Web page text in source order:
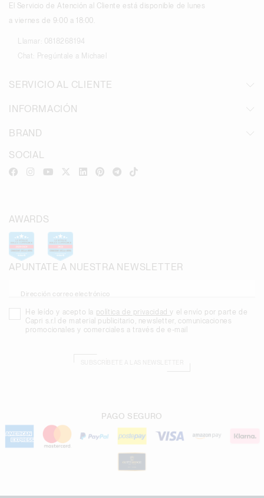
El Servicio de Atención al Cliente está disponible de lunes
a viernes de 9:00 a 18:00.
Llamar: 0818268194
Chat:
Pregúntale a Michael
SERVICIO AL CLIENTE
INFORMACIÓN
BRAND
APUNTATE A NUESTRA NEWSLETTER
Dirección correo electrónico
He leído y acepto la política de privacidady el envío por parte de
Capri s.r.l de material publicitario, newsletter, comunicaciones
promocionales y comerciales a través de e-mail
SOCIAL
AWARDS
PAGO SEGURO